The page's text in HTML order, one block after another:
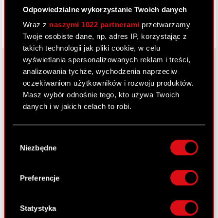
Odpowiedzialne wykorzystanie Twoich danych
Wraz z naszymi 1022 partnerami przetwarzamy
Twoje osobiste dane, np. adres IP, korzystając z
takich technologii jak pliki cookie, w celu
wyświetlania spersonalizowanych reklam i treści,
analizowania tychże, wychodzenia naprzeciw
oczekiwaniom użytkowników i rozwoju produktów.
Masz wybór odnośnie tego, kto używa Twoich
danych i w jakich celach to robi.
lokalizacji geograficznej z dokładnością nawet
Identyfikować Twoje urządzenie, aktywnie
analizując charakteryzującego je zbiory
palca)
zgody
Niezbędne
Preferencje
Statystyka
O CD PROJEKT
Grupa Kapitałowa
Nasz biznes
Inwestorzy
Media